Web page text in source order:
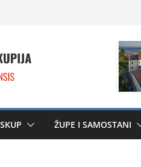
ŽUPE I SAMOSTANI